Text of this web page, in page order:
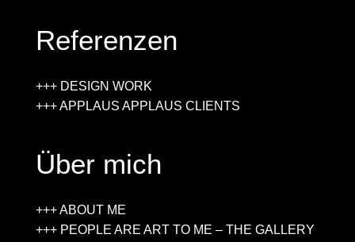
Referenzen
+++ DESIGN WORK
+++ APPLAUS APPLAUS CLIENTS
Über mich
+++ ABOUT ME
+++ PEOPLE ARE ART TO ME – THE GALLERY